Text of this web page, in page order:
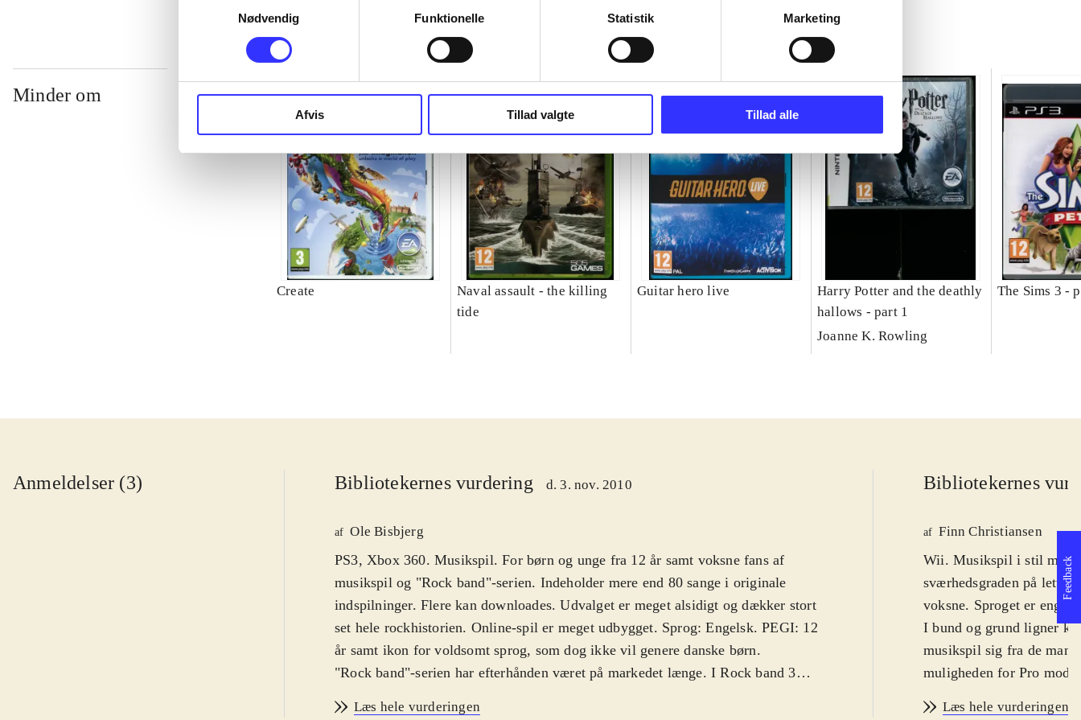
Nødvendig
Funktionelle Statistik Marketing
Afvis Tillad valgte Tillad alle
Minder om
Create
Naval assault - the killing
tide
Guitar hero live
Harry Potter and the deathly
hallows - part 1
Joanne K. Rowling
The Sims 3 -
Anmeldelser (3) Bibliotekernes vurdering d. 3. nov. 2010
af Ole Bisbjerg
PS3, Xbox 360. Musikspil. For børn og unge fra 12 år samt voksne fans af
musikspil og "Rock band"-serien. Indeholder mere end 80 sange i originale
indspilninger. Flere kan downloades. Udvalget er meget alsidigt og dækker stort
set hele rockhistorien. Online-spil er meget udbygget. Sprog: Engelsk. PEGI: 12
år samt ikon for voldsomt sprog, som dog ikke vil genere danske børn.
"Rock band"-serien har efterhånden været på markedet længe. I Rock band 3
Læs hele vurderingen
Bibliotekernes
af Finn Christiansen
Wii. Musikspil i stil med
sværhedsgraden på
voksne. Sproget er
I bund og grund ligner
musikspil sig fra de
muligheden for Pro
Læs hele vurderingen
Feedback